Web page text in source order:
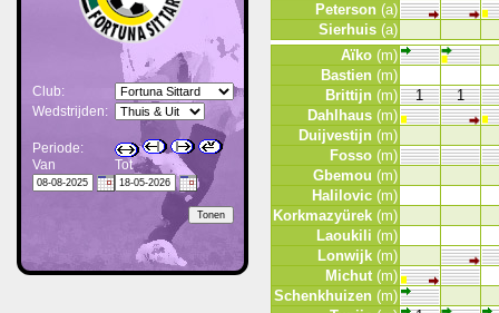
Peterson (a)
Sierhuis (a)
Aïko (m)
Bastien (m)
Brittijn (m) 1
1
Dahlhaus (m)
Duijvestijn (m)
Fosso (m)
Gbemou (m)
Halilovic (m)
Korkmazyürek (m)
Laoukili (m)
Lonwijk (m)
Michut(m)
Schenkhuizen (m)
Club:
Wedstrijden:
Periode:
Van
Tot